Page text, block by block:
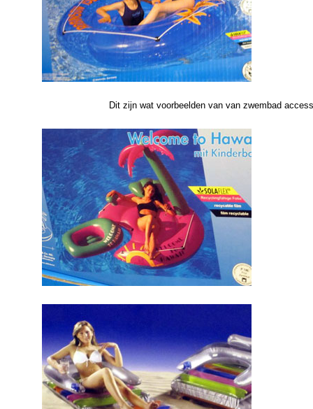
Dit zijn wat voorbeelden van van zwembad